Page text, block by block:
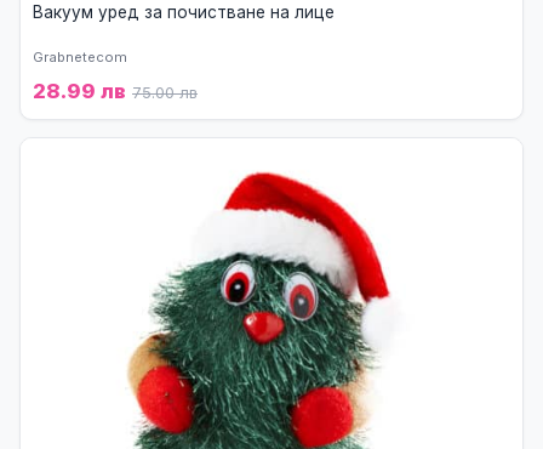
Вакуум уред за почистване на лице
Grabnetecom
28.99 лв 75.00 лв